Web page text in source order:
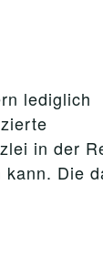
lediglich
in der
Die